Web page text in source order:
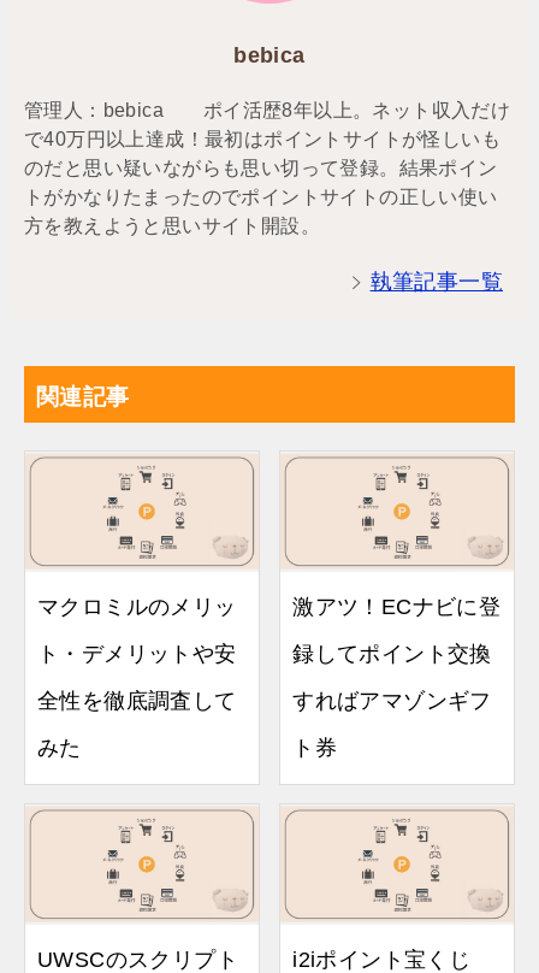
bebica
管理人：bebica ポイ活歴8年以上。ネット収入だけ
で40万円以上達成！最初はポイントサイトが怪しいも
のだと思い疑いながらも思い切って登録。結果ポイン
トがかなりたまったのでポイントサイトの正しい使い
方を教えようと思いサイト開設。
執筆記事一覧
関連記事
マクロミルのメリッ
ト・デメリットや安
全性を徹底調査して
みた
激アツ！ECナビに登
録してポイント交換
すればアマゾンギフ
ト券
UWSCのスクリプト
i2iポイント宝くじ